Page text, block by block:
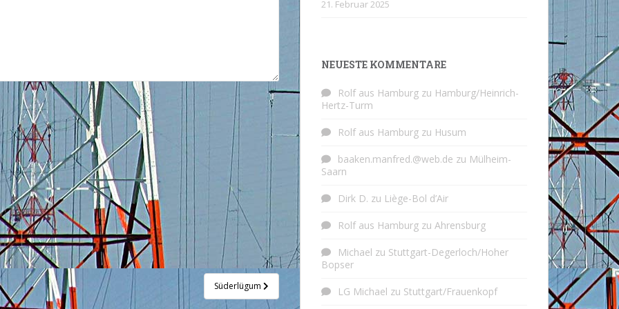
Süderlügum
21. Februar 2025
NEUESTE KOMMENTARE
Rolf aus Hamburg zu Hamburg/Heinrich-
Hertz-Turm
Rolf aus Hamburg zu Husum
baaken.manfred.@web.de zu Mülheim-
Saarn
Dirk D. zu Liège-Bol d’Air
Rolf aus Hamburg zu Ahrensburg
Michael zu Stuttgart-Degerloch/Hoher
Bopser
LG Michael zu Stuttgart/Frauenkopf